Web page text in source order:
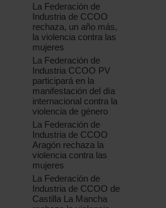
La Federación de
Industria de CCOO
rechaza, un año más,
la violencia contra las
mujeres
La Federación de
Industria CCOO PV
participará en la
manifestación del día
internacional contra la
violencia de género
La Federación de
Industria de CCOO
Aragón rechaza la
violencia contra las
mujeres
La Federación de
Industria de CCOO de
Castilla La Mancha